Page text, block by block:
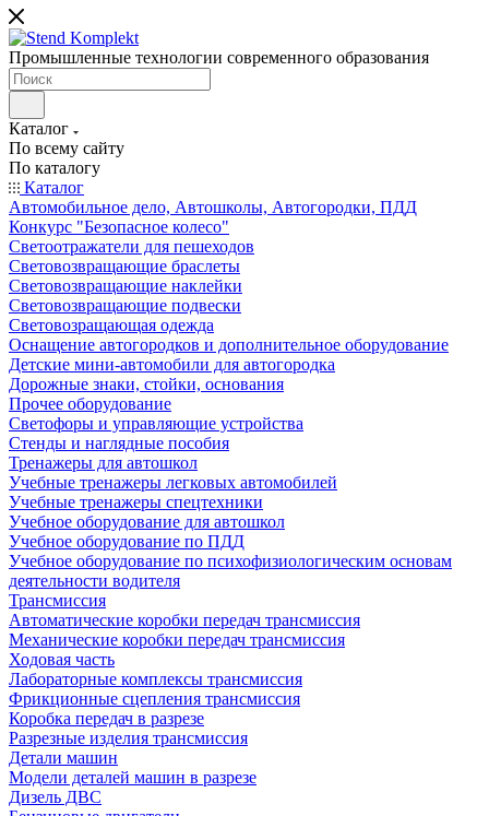
Промышленные технологии современного образования
Каталог
По всему сайту
По каталогу
Каталог
Автомобильное дело, Автошколы, Автогородки, ПДД
Конкурс "Безопасное колесо"
Светоотражатели для пешеходов
Световозвращающие браслеты
Световозвращающие наклейки
Световозвращающие подвески
Световозращающая одежда
Оснащение автогородков и дополнительное оборудование
Детские мини-автомобили для автогородка
Дорожные знаки, стойки, основания
Прочее оборудование
Светофоры и управляющие устройства
Стенды и наглядные пособия
Тренажеры для автошкол
Учебные тренажеры легковых автомобилей
Учебные тренажеры спецтехники
Учебное оборудование для автошкол
Учебное оборудование по ПДД
Учебное оборудование по психофизиологическим основам
деятельности водителя
Трансмиссия
Автоматические коробки передач трансмиссия
Механические коробки передач трансмиссия
Ходовая часть
Лабораторные комплексы трансмиссия
Фрикционные сцепления трансмиссия
Коробка передач в разрезе
Разрезные изделия трансмиссия
Детали машин
Модели деталей машин в разрезе
Дизель ДВС